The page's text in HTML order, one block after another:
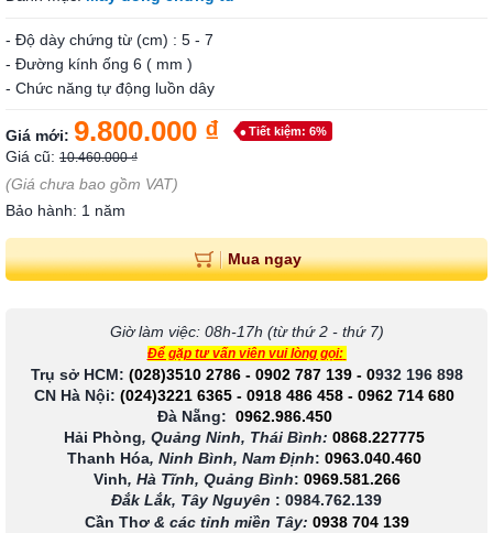
- Độ dày chứng từ (cm) : 5 - 7
- Đường kính ống 6 ( mm )
- Chức năng tự động luồn dây
Giá mới: 9.800.000 ₫ Tiết kiệm: 6%
Giá cũ: 10.460.000 ₫
(Giá chưa bao gồm VAT)
Bảo hành: 1 năm
Mua ngay
Giờ làm việc: 08h-17h (từ thứ 2 - thứ 7)
Để gặp tư vấn viên vui lòng gọi:
Trụ sở HCM: (028)3510 2786 - 0902 787 139- 0932 196 898
CN Hà Nội: (024)3221 6365 - 0918 486 458 - 0962 714 680
Đà Nẵng: 0962.986.450
Hải Phòng, Quảng Ninh, Thái Bình: 0868.227775
Thanh Hóa, Ninh Bình, Nam Định: 0963.040.460
Vinh, Hà Tĩnh, Quảng Bình: 0969.581.266
Đắk Lắk, Tây Nguyên : 0984.762.139
Cần Thơ & các tỉnh miền Tây: 0938 704 139